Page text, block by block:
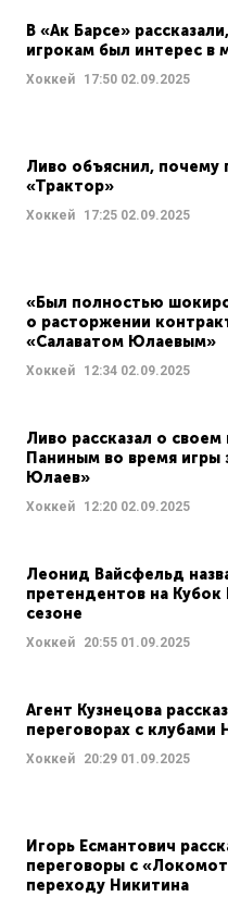
В «Ак Барсе»
игрокам был интерес в
Хоккей 17:50 02.09.2025
Ливо объяснил, почему
«Трактор»
Хоккей 17:25 02.09.2025
«Был полностью
о расторжении
«Салаватом Юлаевым»
Хоккей 12:34 02.09.2025
Ливо рассказал о
Паниным во время игры
Юлаев»
Хоккей 12:20 02.09.2025
Леонид Вайсфельд
претендентов на Кубок
сезоне
Хоккей 20:55 01.09.2025
Агент Кузнецова
переговорах с клубами
Хоккей 20:29 01.09.2025
Игорь Есмантович
переговоры с
переходу Никитина